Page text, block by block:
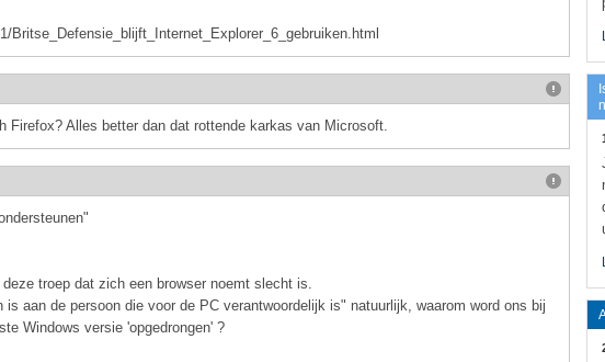
Britse_Defensie_blijft_Internet_Explorer_6_gebruiken.html
Firefox? Alles better dan dat rottende karkas van Microsoft.
troep dat zich een browser noemt slecht is.
aan de persoon die voor de PC verantwoordelijk is" natuurlijk, waarom word ons bij
Windows versie 'opgedrongen' ?